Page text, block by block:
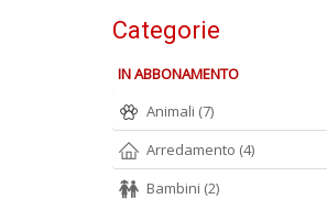
Categorie
IN ABBONAMENTO
Animali (7)
Arredamento (4)
Bambini (2)